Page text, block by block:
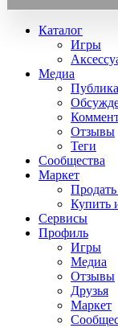
Каталог
Игры
Медиа
Отзывы
Теги
Сообщества
Маркет
Купить
Сервисы
Профиль
Игры
Медиа
Отзывы
Друзья
Маркет